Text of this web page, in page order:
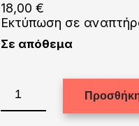
18,00€
Εκτύπωση σε
Σε απόθεμα
σε
αναπτήρα